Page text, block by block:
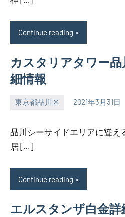
Continue reading
カスタリアタワー
細情報
東京都品川区 2021年3月31日
SEZIMO
品川シーサイドエリアに聳え
居 […]
Continue reading
エルスタンザ白金詳